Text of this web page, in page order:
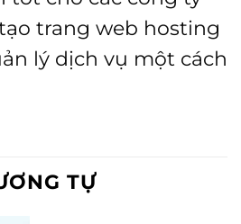
trang web hosting
lý dịch vụ một cách
TỰ